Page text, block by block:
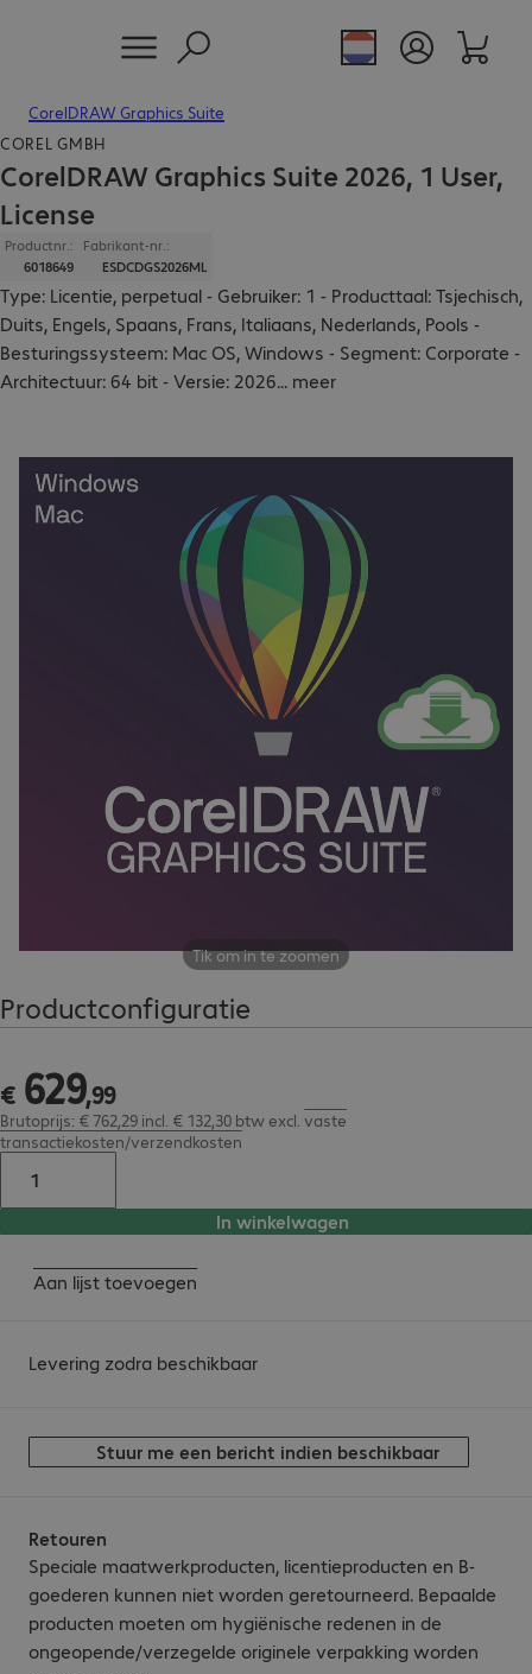
CorelDRAW Graphics Suite
Tik om in te zoomen
COREL GMBH
CorelDRAW Graphics Suite 2026, 1 User,
License
Productnr.:
6018649
Fabrikant-nr.:
ESDCDGS2026ML
Type: Licentie, perpetual - Gebruiker: 1 - Producttaal: Tsjechisch,
Duits, Engels, Spaans, Frans, Italiaans, Nederlands, Pools -
Besturingssysteem: Mac OS, Windows - Segment: Corporate -
Architectuur: 64 bit - Versie: 2026... meer
Productconfiguratie
€ 629,99
€ 629,99
Brutoprijs: € 762,29 incl. € 132,30 btw excl. vaste
transactiekosten/verzendkosten
In winkelwagen
Aan lijst toevoegen
Levering zodra beschikbaar
Stuur me een bericht indien beschikbaar
Retouren
Speciale maatwerkproducten, licentieproducten en B-
goederen kunnen niet worden geretourneerd. Bepaalde
producten moeten om hygiënische redenen in de
ongeopende/verzegelde originele verpakking worden